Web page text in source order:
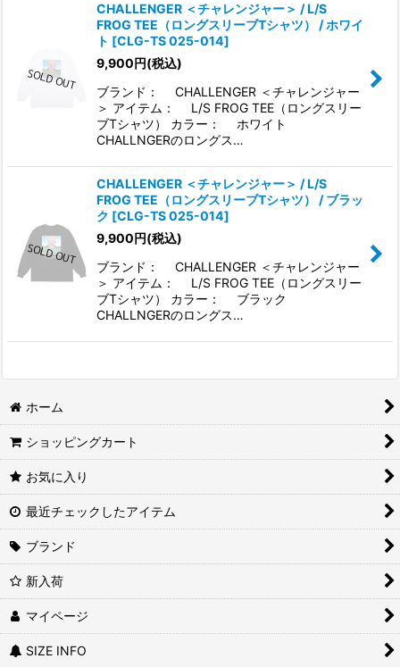
CHALLENGER ＜チャレンジャー＞ / L/S
FROG TEE（ロングスリーブTシャツ） / ホワイ
ト [CLG-TS 025-014]
9,900円(税込)
ブランド： CHALLENGER ＜チャレンジャー
＞ アイテム： L/S FROG TEE（ロングスリー
ブTシャツ） カラー： ホワイト
CHALLNGERのロングス…
CHALLENGER ＜チャレンジャー＞ / L/S
FROG TEE（ロングスリーブTシャツ） / ブラッ
ク [CLG-TS 025-014]
9,900円(税込)
ブランド： CHALLENGER ＜チャレンジャー
＞ アイテム： L/S FROG TEE（ロングスリー
ブTシャツ） カラー： ブラック
CHALLNGERのロングス…
ホーム
ショッピングカート
お気に入り
最近チェックしたアイテム
ブランド
新入荷
マイページ
SIZE INFO